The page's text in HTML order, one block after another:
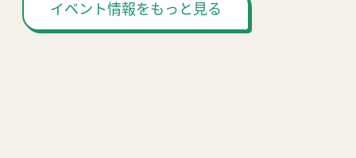
イベント情報をもっと見る